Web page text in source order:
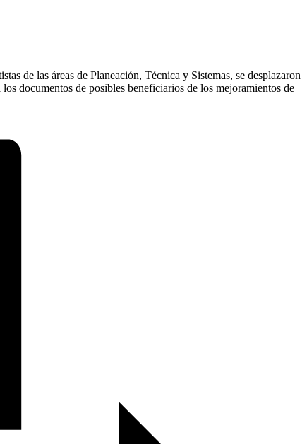
de las áreas de Planeación, Técnica y Sistemas, se desplazaron
documentos de posibles beneficiarios de los mejoramientos de